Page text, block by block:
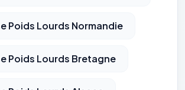
Poids Lourds Normandie
Poids Lourds Bretagne